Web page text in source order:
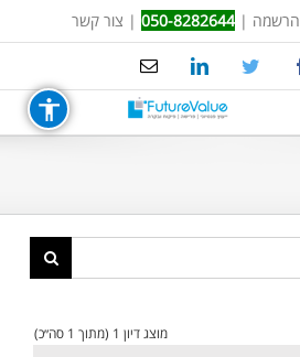
הרשמה |
050-8282644
| צור קשר
Facebook
Twitter
LinkedIn
Email
מוצג דיון 1 (מתוך 1 סה״כ)